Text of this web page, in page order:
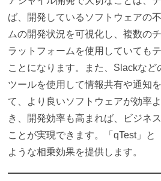
ば、開発しているソフトウェアの
ムの開発状況を可視化し、複数の
ラットフォームを使用していても
ことになります。また、Slackなど
ツールを使用して情報共有や通知
て、より良いソフトウェアが効率
き、開発効率も高まれば、ビジネ
ことが実現できます。「qTest」と
ような相乗効果を提供します。